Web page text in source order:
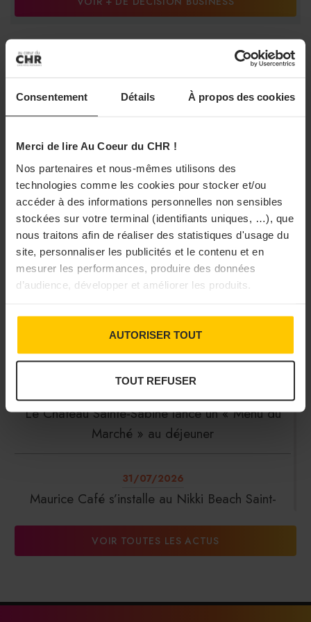
Consentement Détails À propos des cookies
Merci de lire Au Coeur du CHR !
Nos partenaires et nous-mêmes utilisons des
technologies comme les cookies pour stocker et/ou
accéder à des informations personnelles non sensibles
stockées sur votre terminal (identifiants uniques, …), que
nous traitons afin de réaliser des statistiques d'usage du
site, personnaliser les publicités et le contenu et en
mesurer les performances, produire des données
d’audience, développer et améliorer les produits.
AUTORISER TOUT
TOUT REFUSER
LES PLUS LUS
FIL D'ACTU
UNE ETABLISSEMENTS
Le Château Sainte-Sabine lance un « Menu du
Marché » au déjeuner
31/07/2026
Maurice Café s’installe au Nikki Beach Saint-
d’euros de chiffre d’affaires
VOIR TOUTES LES ACTUS